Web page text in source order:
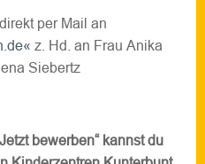
per Mail an
z. Hd. an Frau Anika
Siebertz
bewerben“ kannst du